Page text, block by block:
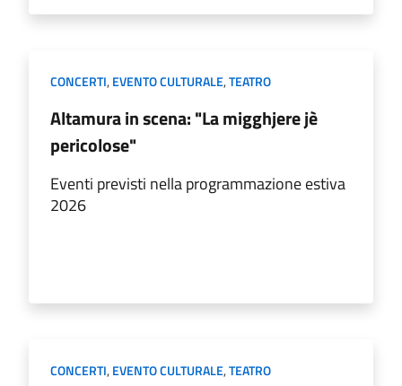
CONCERTI,EVENTO CULTURALE,TEATRO
Altamura in scena: "La migghjere jè
pericolose"
Eventi previsti nella programmazione estiva
2026
CONCERTI,EVENTO CULTURALE,TEATRO